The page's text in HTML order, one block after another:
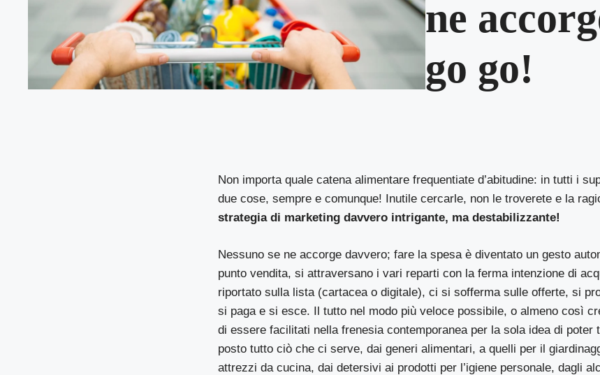
ne
go go!
Non importa quale catena alimentare frequentiate d’abitudine: in tutti i
due cose, sempre e comunque! Inutile cercarle, non le troverete e la
strategia di marketing davvero intrigante, ma destabilizzante!
Nessuno se ne accorge davvero; fare la spesa è diventato un gesto
punto vendita, si attraversano i vari reparti con la ferma intenzione di
riportato sulla lista (cartacea o digitale), ci si sofferma sulle offerte, si
si paga e si esce. Il tutto nel modo più veloce possibile, o almeno così
di essere facilitati nella frenesia contemporanea per la sola idea di poter
posto tutto ciò che ci serve, dai generi alimentari, a quelli per il
attrezzi da cucina, dai detersivi ai prodotti per l’igiene personale, dagli